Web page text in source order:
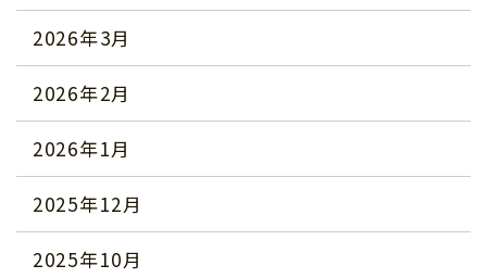
2026年3月
2026年2月
2026年1月
2025年12月
2025年10月